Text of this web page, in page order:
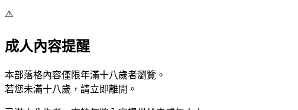
⚠️
成人內容提醒
本部落格內容僅限年滿十八歲者瀏覽。
若您未滿十八歲，請立即離開。